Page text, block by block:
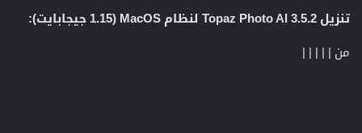
تنزيل Topaz Photo AI 3.5.2 لنظام MacOS (1.15 جيجابايت):
من |
|
|
|
|